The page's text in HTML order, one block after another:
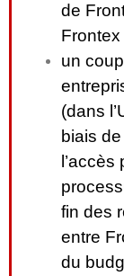
de
un
(dans
biais
fin des
entre
du